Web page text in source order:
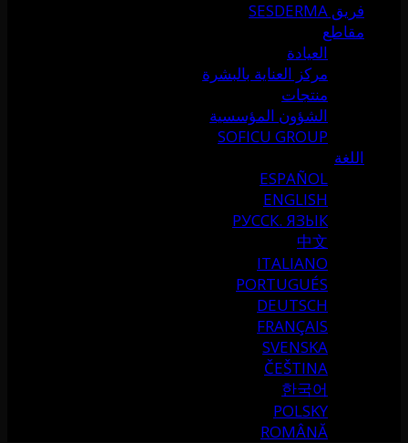
فريق SESDERMA
مقاطع
العيادة
مركز العناية بالبشرة
منتجات
الشؤون المؤسسية
SOFICU GROUP
اللغة
ESPAÑOL
ENGLISH
РУССК. ЯЗЫК
中文
ITALIANO
PORTUGUÉS
DEUTSCH
FRANÇAIS
SVENSKA
ČEŠTINA
한국어
POLSKY
ROMÂNĂ